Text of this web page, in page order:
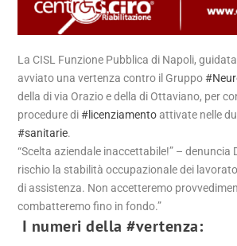
La CISL Funzione Pubblica di Napoli,
avviato una vertenza contro il Gruppo
della di via Orazio e della di Ottaviano, per
procedure di#licenziamentoattivate nelle
#sanitarie.
“Scelta aziendale inaccettabile!” – denuncia
rischio la stabilità occupazionale dei
di assistenza. Non accetteremo
combatteremo fino in fondo.”
I numeri della#vertenza: